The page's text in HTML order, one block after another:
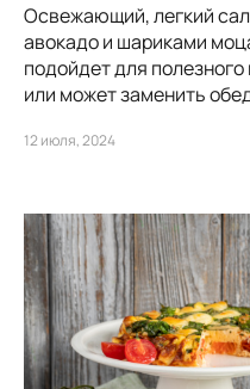
Освежающий, легкий
авокадо и шариками
подойдет для
или может заменить
12 июля, 2024